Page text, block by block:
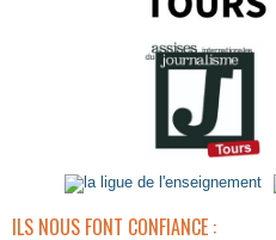
ILS NOUS FONT CONFIANCE :